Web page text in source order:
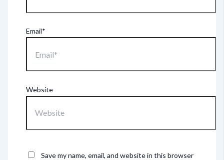
Email*
Website
Save my name, email, and website in this browser